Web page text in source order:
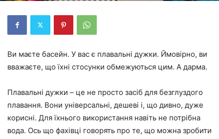
Ви маєте басейн. У вас є плавальні дужки. Ймовірно, ви
вважаєте, що їхні стосунки обмежуються цим. А дарма.
Плавальні дужки – це не просто засіб для безглуздого
плавання. Вони універсальні, дешеві і, що дивно, дуже
корисні. Для їхнього використання навіть не потрібна
вода. Ось що фахівці говорять про те, що можна зробити